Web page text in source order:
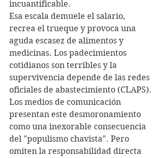
incuantificable.
Esa escala demuele el salario,
recrea el trueque y provoca una
aguda escasez de alimentos y
medicinas. Los padecimientos
cotidianos son terribles y la
supervivencia depende de las redes
oficiales de abastecimiento (CLAPS).
Los medios de comunicación
presentan este desmoronamiento
como una inexorable consecuencia
del "populismo chavista". Pero
omiten la responsabilidad directa